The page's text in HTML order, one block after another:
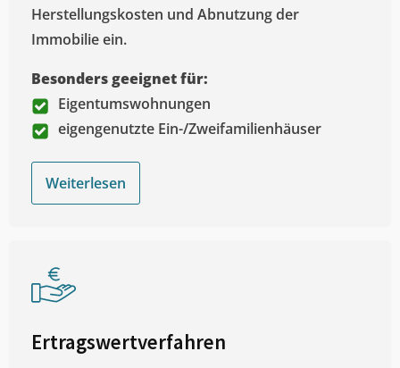
Herstellungskosten und Abnutzung der
Immobilie ein.
Besonders geeignet für:
Eigentumswohnungen
eigengenutzte Ein-/Zweifamilienhäuser
Weiterlesen
Ertragswertverfahren